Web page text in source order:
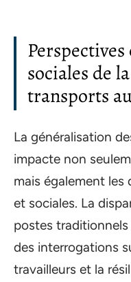
sociales de
transports
La généralisation
impacte non
mais également les
et sociales. La
postes
des interrogations
travailleurs et la